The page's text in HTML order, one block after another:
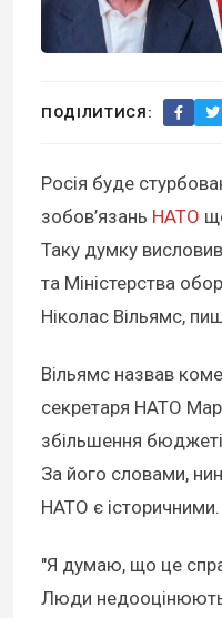
ПОДІЛИТИСЯ:
Росія буде
зобов’язань НАТО
Таку думку
та Міністерства
Ніколас Вільямс,
Вільямс назвав
секретаря НАТО
збільшення
За його словами,
НАТО є історичними.
"Я думаю, що це
Люди